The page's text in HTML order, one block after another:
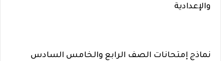
والإعدادية
نماذج إمتحانات الصف الرابع والخامس السادس